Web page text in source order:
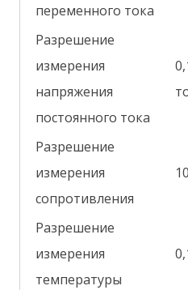
переменного тока
Разрешение
измерения
напряжения
постоянного тока
Разрешение
измерения
сопротивления
Разрешение
измерения
температуры